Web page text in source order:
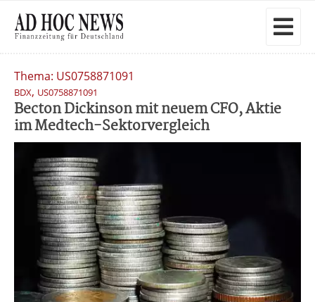
Thema: US0758871091
BDX, US0758871091
Becton Dickinson mit neuem CFO, Aktie
im Medtech-Sektorvergleich